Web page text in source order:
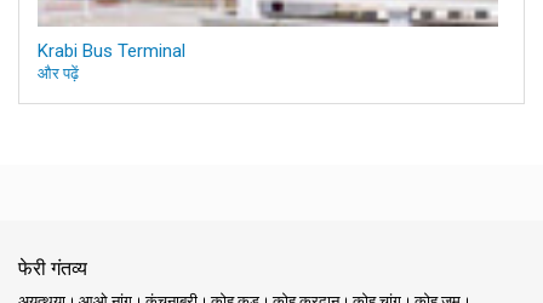
Krabi Bus Terminal
और पढ़ें
फेरी गंतव्य